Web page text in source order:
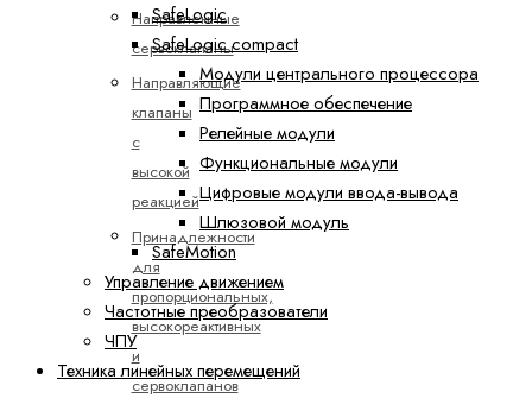
Направленные
сервоклапаны
Направляющие
клапаны
с
высокой
реакцией
Принадлежности
для
пропорциональных,
высокореактивных
и
сервоклапанов
SafeLogic
SafeLogic compact
Модули центрального процессора
Программное обеспечение
Релейные модули
Функциональные модули
Цифровые модули ввода-вывода
Шлюзовой модуль
SafeMotion
Управление движением
Частотные преобразователи
ЧПУ
Техника линейных перемещений